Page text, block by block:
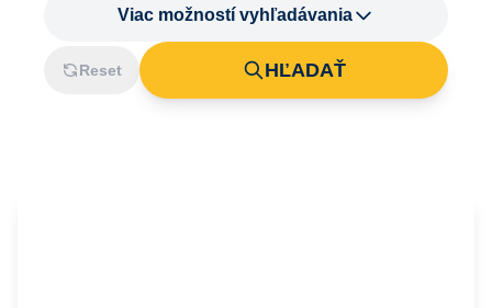
Viac možností vyhľadávania
Reset HĽADAŤ